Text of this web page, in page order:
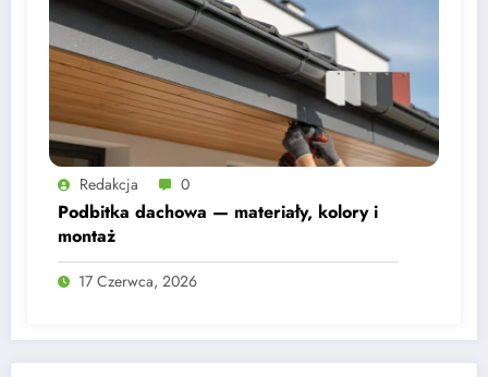
Redakcja 0
Podbitka dachowa — materiały, kolory i
montaż
17 Czerwca, 2026